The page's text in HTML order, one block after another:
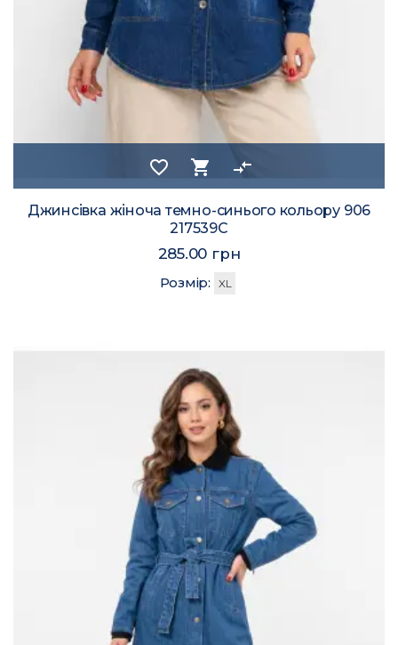
favorite_border shopping_cart compare_arrows
Джинсівка жіноча темно-синього кольору 906
217539C
285.00 грн
Розмір: XL